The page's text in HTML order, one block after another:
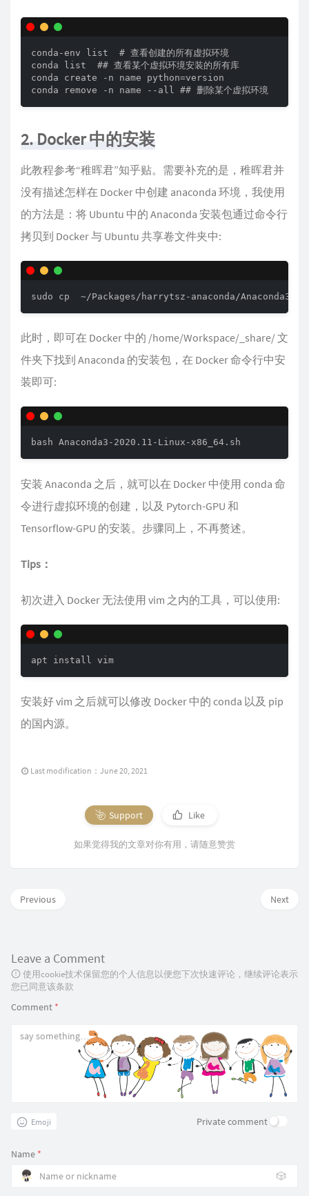
conda-env list  # 查看创建的所有虚拟环境
conda list  ## 查看某个虚拟环境安装的所有库
conda create -n name python=version
conda remove -n name --all ## 删除某个虚拟环境
2. Docker 中的安装
此教程参考“稚晖君”知乎贴。需要补充的是，稚晖君并
没有描述怎样在 Docker 中创建 anaconda 环境，我使用
的方法是：将 Ubuntu 中的 Anaconda 安装包通过命令行
拷贝到 Docker 与 Ubuntu 共享卷文件夹中:
sudo cp  ~/Packages/harrytsz-anaconda/Anaconda3-
此时，即可在 Docker 中的 /home/Workspace/_share/ 文
件夹下找到 Anaconda 的安装包，在 Docker 命令行中安
装即可:
bash Anaconda3-2020.11-Linux-x86_64.sh
安装 Anaconda 之后，就可以在 Docker 中使用 conda 命
令进行虚拟环境的创建，以及 Pytorch-GPU 和
Tensorflow-GPU 的安装。步骤同上，不再赘述。
Tips：
初次进入 Docker 无法使用 vim 之内的工具，可以使用:
apt install vim
安装好 vim 之后就可以修改 Docker 中的 conda 以及 pip
的国内源。
Last modification：June 20, 2021
Support Like
如果觉得我的文章对你有用，请随意赞赏
Next
Previous
Leave a Comment
使用cookie技术保留您的个人信息以便您下次快速评论，继续评论表示
您已同意该条款
Comment *
Emoji Private comment
Name *
🎲